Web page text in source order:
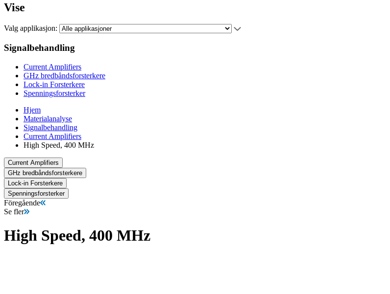
Vise
Valg applikasjon:
Signalbehandling
Current Amplifiers
GHz bredbåndsforsterkere
Lock-in Forsterkere
Spenningsforsterker
Hjem
Materialanalyse
Signalbehandling
Current Amplifiers
High Speed, 400 MHz
Current Amplifiers
GHz bredbåndsforsterkere
Lock-in Forsterkere
Spenningsforsterker
Föregående
Se fler
High Speed, 400 MHz